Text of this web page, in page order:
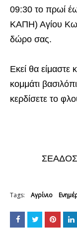
09:30 το πρωί
ΚΑΠΗ) Αγίου
δώρο σας.
Εκεί θα είμαστε
κομμάτι
κερδίσετε το
Tags: Αγρίνιο